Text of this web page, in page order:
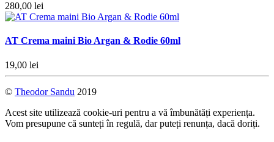
280,00 lei
AT Crema maini Bio Argan & Rodie 60ml
19,00 lei
© Theodor Sandu 2019
Acest site utilizează cookie-uri pentru a vă îmbunătăți experiența.
Vom presupune că sunteți în regulă, dar puteți renunța, dacă doriți.